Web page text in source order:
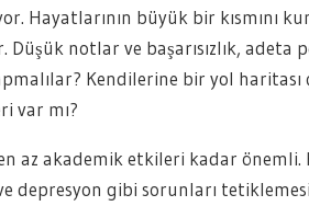
Hayatlarının büyük bir kısmını
Düşük notlar ve başarısızlık,
Kendilerine bir yol
var mı?
az akademik etkileri kadar önemli.
depresyon gibi sorunları